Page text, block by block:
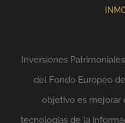
Inversiones
del Fondo Europeo
objetivo es mejorar
tecnologías de la